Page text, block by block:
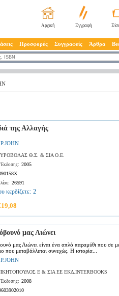
Αρχική Εγγραφή
Προσφορές Συγγραφείς Άρθρα
της Αλλαγής
Θ.Σ. & ΣΙΑ Ο.Ε.
Έκδοσης: 2005
26591
κερδίζετε: 2
μας Λιώνει
μας Λιώνει είναι ένα απλό παραμύθι που σε
που μεταβάλλεται συνεχώς. Η ιστορία...
Ε & ΣΙΑ ΕΕ ΕΚΔ.INTERBOOKS
Έκδοσης: 2008